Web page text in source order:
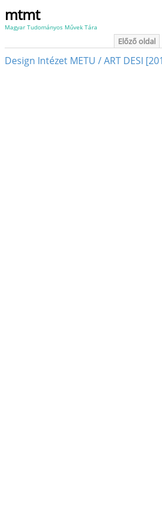
mtmt
Magyar Tudományos Művek Tára
Előző oldal
Design Intézet METU / ART DESI